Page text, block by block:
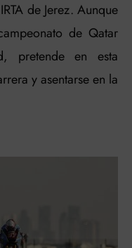
de Jerez. Aunque
de Qatar
pretende en esta
y asentarse en la